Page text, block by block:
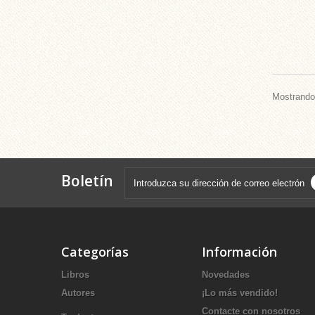
Boletín
Categorías
Libros
Autores
Información
Novedades
¡Lo más vendido!
Contacte con nosotros